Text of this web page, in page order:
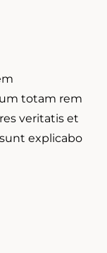
totam rem
veritatis et
explicabo